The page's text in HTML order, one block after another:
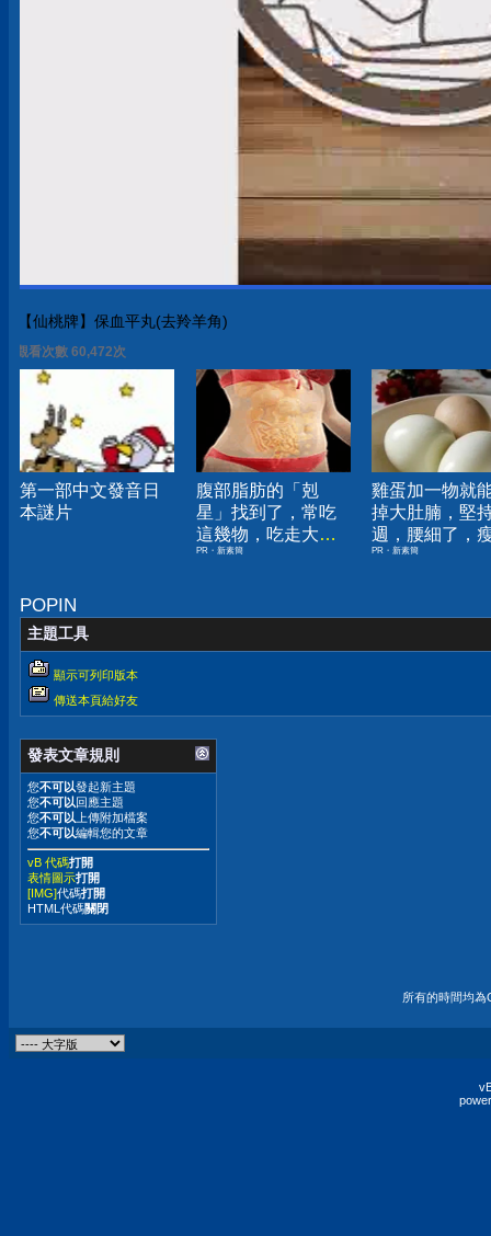
【仙桃牌】保血平丸(去羚羊角)
觀看次數 60,472次
第一部中文發音日
本謎片
腹部脂肪的「剋
星」找到了，常吃
這幾物，吃走大肚
囊，瘦出小蠻腰
PR・新素簡
雞蛋加一物就
掉大肚腩，堅
週，腰細了，
你懷疑人生！
PR・新素簡
POPIN
主題工具
顯示可列印版本
傳送本頁給好友
發表文章規則
您不可以發起新主題
您不可以回應主題
您不可以上傳附加檔案
您不可以編輯您的文章
vB 代碼打開
表情圖示打開
[IMG]代碼打開
HTML代碼關閉
所有的時間均為